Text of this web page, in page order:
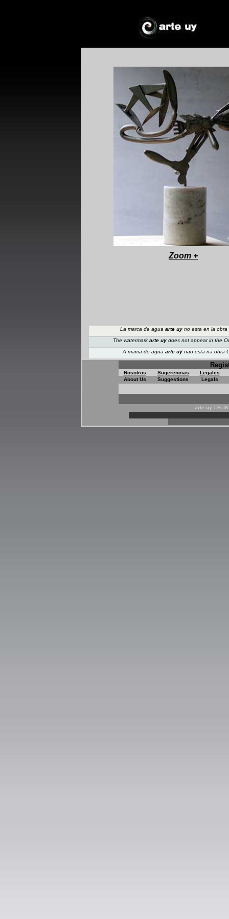
Zoom +
La marca de agua arte uyno esta en la obra
The watermark arte uydoes not appearin the
A marca de agua arte uynao esta na obra
Nosotros Sugerencias
Legales
About Us
Suggestions Legals
arte uy